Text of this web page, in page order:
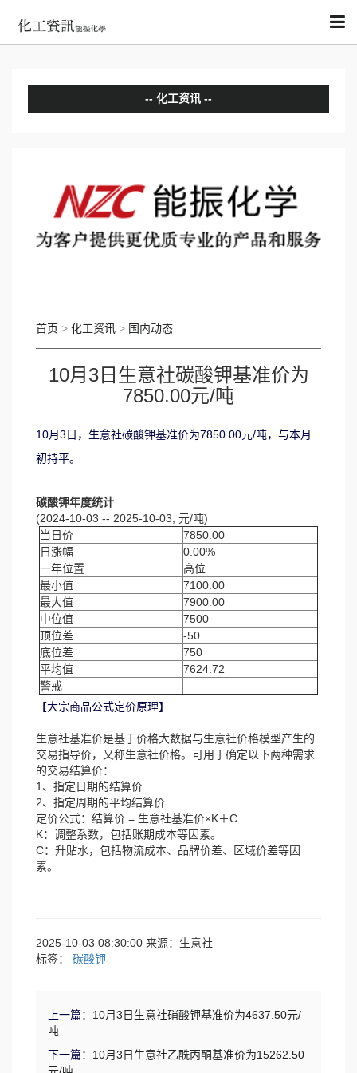
化工资讯
国际动态
首页 > 化工资讯 > 国内动态
10月3日生意社碳酸钾基准价为
7850.00元/吨
10月3日，生意社碳酸钾基准价为7850.00元/吨，与本月
初持平。
碳酸钾年度统计
(2024-10-03 -- 2025-10-03, 元/吨)
当日价
7850.00
日涨幅
0.00%
一年位置
高位
最小值
7100.00
最大值
7900.00
中位值
7500
顶位差
-50
底位差
750
平均值
7624.72
警戒
【大宗商品公式定价原理】
生意社基准价是基于价格大数据与生意社价格模型产生的
交易指导价，又称生意社价格。可用于确定以下两种需求
的交易结算价：
1、指定日期的结算价
2、指定周期的平均结算价
定价公式：结算价 = 生意社基准价×K＋C
K：调整系数，包括账期成本等因素。
C：升贴水，包括物流成本、品牌价差、区域价差等因
素。
2025-10-03 08:30:00 来源：生意社
标签： 碳酸钾
上一篇： 10月3日生意社硝酸钾基准价为4637.50元/
吨
下一篇： 10月3日生意社乙酰丙酮基准价为15262.50
元/吨